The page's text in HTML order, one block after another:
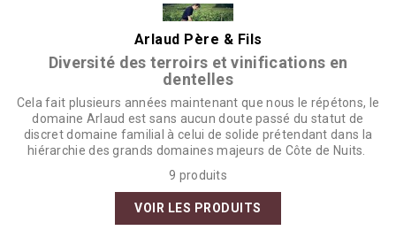
Arlaud Père & Fils
Diversité des terroirs et vinifications en
dentelles
Cela fait plusieurs années maintenant que nous le répétons, le
domaine Arlaud est sans aucun doute passé du statut de
discret domaine familial à celui de solide prétendant dans la
hiérarchie des grands domaines majeurs de Côte de Nuits.
9 produits
VOIR LES PRODUITS